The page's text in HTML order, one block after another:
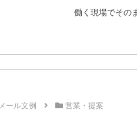
働く現場でその
メール文例 営業・提案